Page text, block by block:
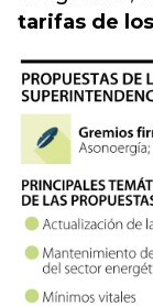
tarifas de